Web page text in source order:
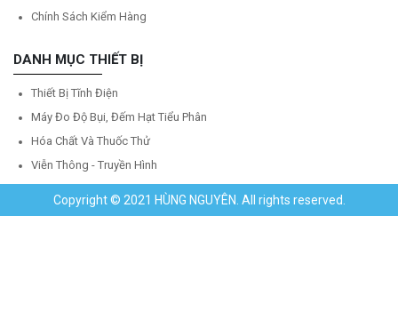
Chính Sách Kiểm Hàng
DANH MỤC THIẾT BỊ
Thiết Bị Tĩnh Điện
Máy Đo Độ Bụi, Đếm Hạt Tiểu Phân
Hóa Chất Và Thuốc Thử
Viễn Thông - Truyền Hình
Copyright © 2021 HÙNG NGUYÊN. All rights reserved.